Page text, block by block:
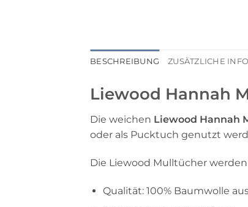
BESCHREIBUNG ZUSÄTZLICHE
Liewood Hannah
Die weichen Liewood Hannah
oder als Pucktuch genutzt
Die Liewood Mulltücher
Qualität: 100% Baumwolle